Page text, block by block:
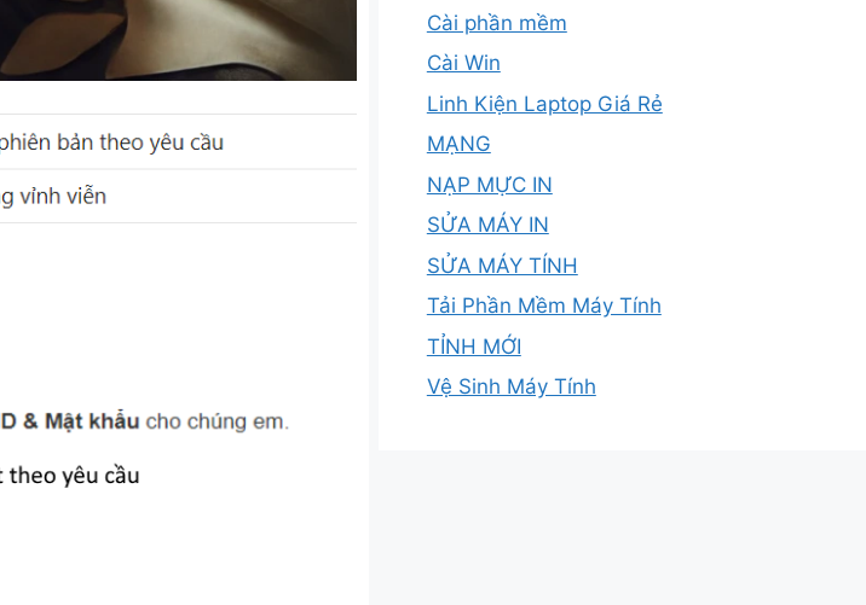
Cài phần mềm
Cài Win
Linh Kiện Laptop Giá Rẻ
MẠNG
NẠP MỰC IN
SỬA MÁY IN
SỬA MÁY TÍNH
Tải Phần Mềm Máy Tính
TỈNH MỚI
Vệ Sinh Máy Tính